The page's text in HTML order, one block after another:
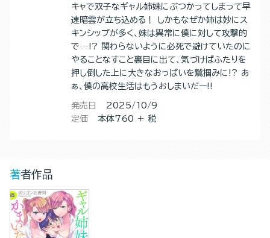
キャで双子なギャル姉妹にぶつかってしまって早
速暗雲が立ち込める！ しかもなぜか姉は妙にス
キンシップが多く、妹は異常に僕に対して攻撃的
で…!? 関わらないように必死で避けていたのに
やることなすこと裏目に出て、気づけばふたりを
押し倒した上に大きなおっぱいを鷲掴みに!? あ
ぁ、僕の高校生活はもうおしまいだー!!
発売日
2025/10/9
定価
本体760 ＋ 税
著者作品